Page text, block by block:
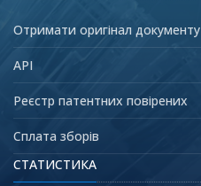
Отримати оригінал документу
API
Реєстр патентних повірених
Сплата зборів
СТАТИСТИКА